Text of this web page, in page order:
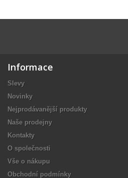
Informace
Slevy
Novinky
Nejprodávanější produkty
Naše prodejny
Kontakty
O společnosti
Vše o nákupu
Obchodní podmínky